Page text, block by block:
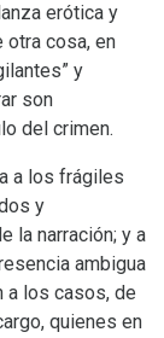
erótica y
otra cosa, en
y
son
del crimen.
a los frágiles
y
la narración; y a
ambigua
a los casos, de
quienes en